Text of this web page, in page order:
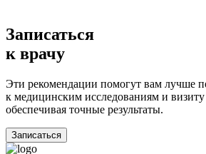
Записаться
к врачу
Эти рекомендации помогут вам лучше
к медицинским исследованиям и визиту
обеспечивая точные результаты.
Записаться